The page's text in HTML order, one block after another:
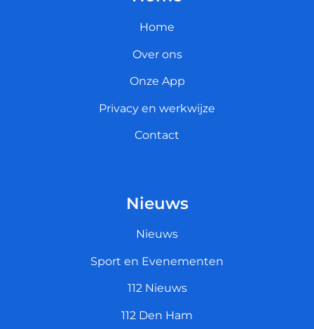
Home
Over ons
Onze App
Privacy en werkwijze
Contact
Nieuws
Nieuws
Sport en Evenementen
112 Nieuws
112 Den Ham